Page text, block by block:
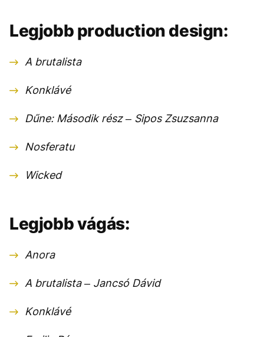
Legjobb production design:
A brutalista
Konklávé
Dűne: Második rész – Sipos Zsuzsanna
Nosferatu
Wicked
Legjobb vágás:
Anora
A brutalista – Jancsó Dávid
Konklávé